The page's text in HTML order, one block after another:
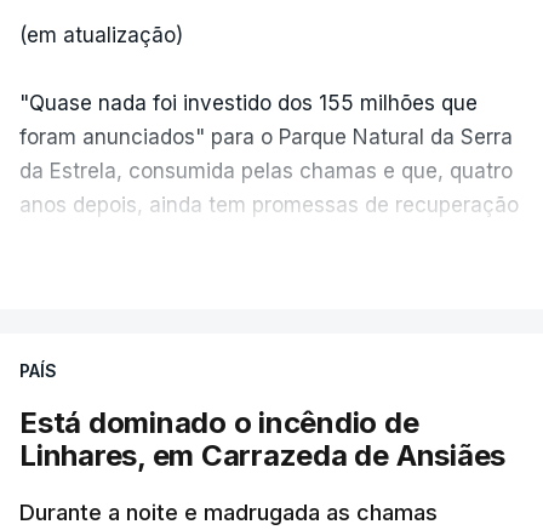
(em atualização)
"Quase nada foi investido dos 155 milhões que
foram anunciados" para o Parque Natural da Serra
da Estrela, consumida pelas chamas e que, quatro
anos depois, ainda tem promessas de recuperação
ESTE CONTEÚDO ESTÁ NESTE
PAÍS
Está dominado o incêndio de
Linhares, em Carrazeda de Ansiães
Durante a noite e madrugada as chamas